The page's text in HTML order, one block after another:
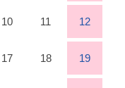
10 11 12
17 18 19